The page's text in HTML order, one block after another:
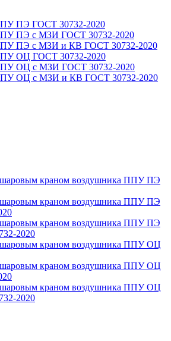
ПЭ ГОСТ 30732-2020
ПЭ с МЗИ ГОСТ 30732-2020
ПЭ с МЗИ и КВ ГОСТ 30732-2020
ОЦ ГОСТ 30732-2020
ОЦ с МЗИ ГОСТ 30732-2020
ОЦ с МЗИ и КВ ГОСТ 30732-2020
шаровым краном воздушника ППУ ПЭ
шаровым краном воздушника ППУ ПЭ
шаровым краном воздушника ППУ ПЭ
2020
шаровым краном воздушника ППУ ОЦ
шаровым краном воздушника ППУ ОЦ
шаровым краном воздушника ППУ ОЦ
2020